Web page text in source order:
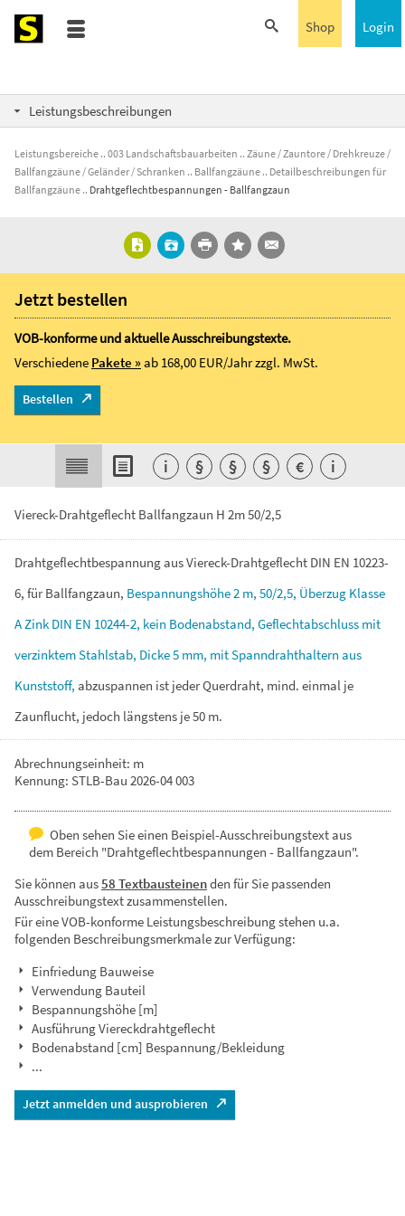
Login
Shop
Leistungsbeschreibungen
Leistungsbereiche 003 Landschaftsbauarbeiten
Zäune / Zauntore / Drehkreuze /
Ballfangzäune / Geländer / Schranken
Ballfangzäune
Detailbeschreibungen für
Ballfangzäune
Drahtgeflechtbespannungen - Ballfangzaun
Viereck-Drahtgeflecht Ballfangzaun H 2m 50/2,5
DrahtgeflechtbespannungausViereck-Drahtgeflecht DIN EN 10223-
6, fürBallfangzaun, Bespannungshöhe2 m, 50/2,5, Überzug Klasse
AZink DIN EN 10244-2, kein Bodenabstand, Geflechtabschluss mit
verzinktemStahlstab, Dicke5 mm, mitSpanndrahthaltern aus
Kunststoff, abzuspannen ist jederQuerdraht, mind. einmal je
Zaunflucht, jedoch längstens je50 m.
Abrechnungseinheit: m
Kennung: STLB-Bau 2026-04 003
Oben sehen Sie einen Beispiel-Ausschreibungstext aus
dem Bereich "Drahtgeflechtbespannungen - Ballfangzaun".
Sie können aus58 Textbausteinenden für Sie passenden
Ausschreibungstext zusammenstellen.
Für eine VOB-konforme Leistungsbeschreibung stehen u.a.
folgenden Beschreibungsmerkmale zur Verfügung:
Einfriedung Bauweise
Verwendung Bauteil
Bespannungshöhe [m]
Ausführung Viereckdrahtgeflecht
Bodenabstand [cm] Bespannung/Bekleidung
...
Jetzt anmelden und ausprobieren
Jetzt bestellen
VOB-konforme und aktuelle Ausschreibungstexte.
Verschiedene Pakete »ab 168,00 EUR/Jahrzzgl. MwSt.
Bestellen
i § § § € i